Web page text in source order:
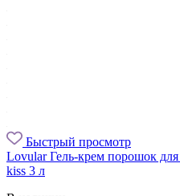
Быстрый просмотр
Lovular Гель-крем порошок для
kiss 3 л